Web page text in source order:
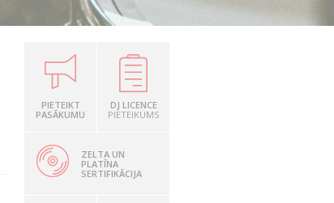
PIETEIKT
PASĀKUMU
DJ LICENCE
PIETEIKUMS
ZELTA UN
PLATĪNA
SERTIFIKĀCIJA